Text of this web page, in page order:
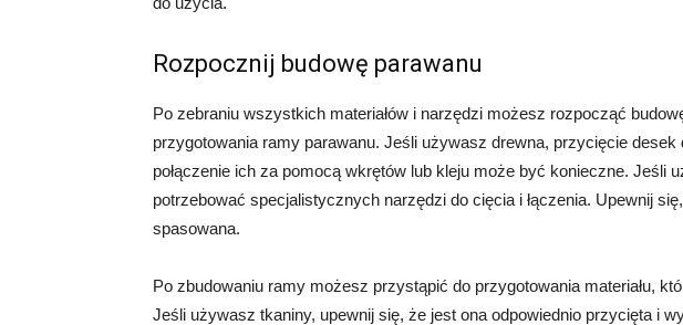
Rozpocznij budowę parawanu
Po zebraniu wszystkich materiałów i narzędzi możesz rozpocząć
przygotowania ramy parawanu. Jeśli używasz drewna, przycięcie desek
połączenie ich za pomocą wkrętów lub kleju może być konieczne. Jeśli
potrzebować specjalistycznych narzędzi do cięcia i łączenia. Upewnij
spasowana.
Po zbudowaniu ramy możesz przystąpić do przygotowania materiału,
Jeśli używasz tkaniny, upewnij się, że jest ona odpowiednio przycięta i